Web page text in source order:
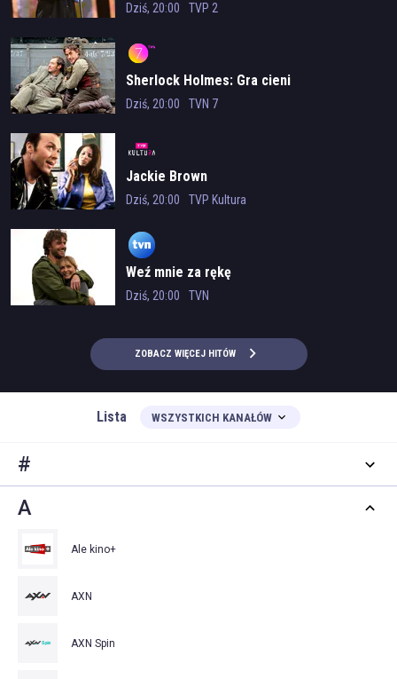
Dziś, 20:00 TVP 2
Sherlock Holmes: Gra cieni
Dziś, 20:00 TVN 7
Jackie Brown
Dziś, 20:00 TVP Kultura
Weź mnie za rękę
Dziś, 20:00 TVN
ZOBACZ WIĘCEJ HITÓW
Lista WSZYSTKICH KANAŁÓW
#
A
Ale kino+
AXN
AXN Spin